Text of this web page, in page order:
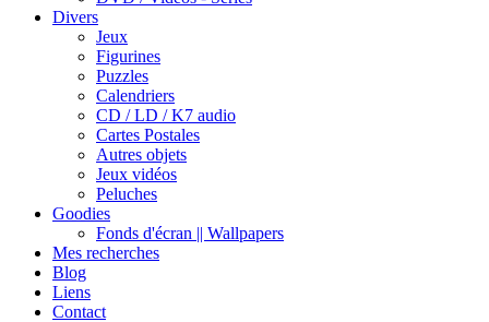
Divers
Jeux
Figurines
Puzzles
Calendriers
CD / LD / K7 audio
Cartes Postales
Autres objets
Jeux vidéos
Peluches
Goodies
Fonds d'écran || Wallpapers
Mes recherches
Blog
Liens
Contact